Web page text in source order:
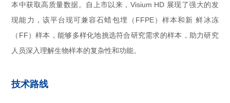
本中获取高质量数据。自上市以来，Visium HD 展现了强大的发
现能力，该平台现可兼容石蜡包埋（FFPE）样本和新 鲜冰冻
（FF）样本，能够多样化地挑选符合研究需求的样本，助力研究
人员深入理解生物样本的复杂性和功能。
技术路线